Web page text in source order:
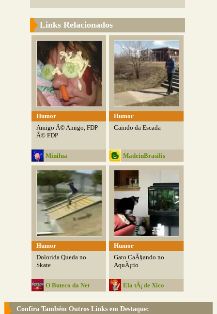
Links Relacionados
Humor
Amigo Ã© Amigo, FDP
Ã© FDP
Minilua
Humor
Caindo da Escada
MadeinBrasilis
Humor
Dolorida Queda no
Skate
O Buteco da Net
Humor
Gato CaÃ§ando no
AquÃ¡rio
Ela tÃ¡ de Xico
Confira Também Outros Links em Destaque: